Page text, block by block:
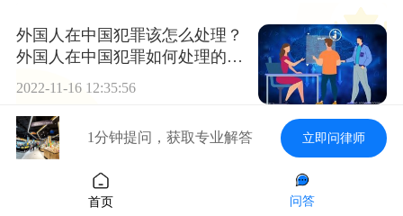
外国人在中国犯罪该怎么处理？
外国人在中国犯罪如何处理的法
2022-11-16 12:35:56
如何有效的预防职务犯罪？职务
犯罪的危害有哪些？
1分钟提问，获取专业解答 立即问律师
首页 问答